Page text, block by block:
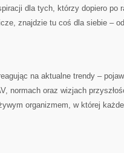
dla tych, którzy dopiero po
znajdzie tu coś dla siebie –
na aktualne trendy –
normach oraz wizjach
organizmem, w której